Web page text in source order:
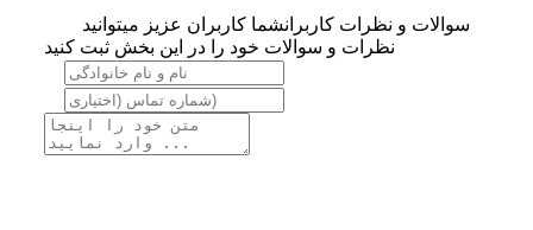
سوالات و نظرات کاربرانشما کاربران عزیز میتوانید
نظرات و سوالات خود را در این بخش ثبت کنید